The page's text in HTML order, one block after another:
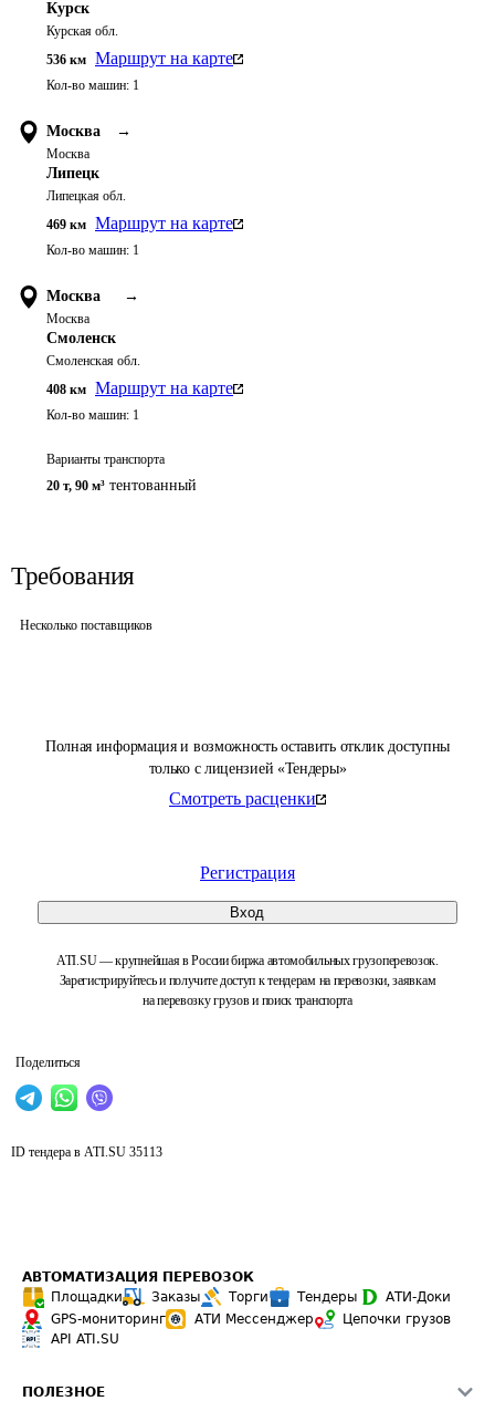
Полная информация и возможность оставить отклик доступны
только с лицензией «Тендеры»
Смотреть расценки
Регистрация
Вход
ATI.SU — крупнейшая в России биржа автомобильных грузоперевозок.
Зарегистрируйтесь и получите доступ к тендерам на перевозки, заявкам
на перевозку грузов и поиск транспорта
Поделиться
Курск
Курская обл.
536 км Маршрут на карте
Кол-во машин: 1
Москва →
Москва
Липецк
Липецкая обл.
469 км Маршрут на карте
Кол-во машин: 1
Москва →
Москва
Смоленск
Смоленская обл.
408 км Маршрут на карте
Кол-во машин: 1
Варианты транспорта
20 т, 90 м³ тентованный
Требования
Несколько поставщиков
ID тендера в ATI.SU 35113
АВТОМАТИЗАЦИЯ ПЕРЕВОЗОК
Площадки
Заказы Торги Тендеры
АТИ-Доки
GPS-мониторинг
АТИ Мессенджер
Цепочки грузов
API ATI.SU
ПОЛЕЗНОЕ